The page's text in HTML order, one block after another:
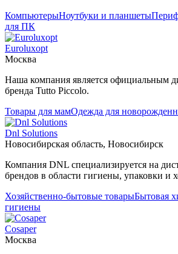
КомпьютерыНоутбуки и планшеты
для ПК
Euroluxopt
Москва
Наша компания является официальным
бренда Tutto Piccolo.
Товары для мамОдежда для
Dnl Solutions
Новосибирская область, Новосибирск
Компания DNL специализируется на
брендов в области гигиены, упаковки и
Хозяйственно-бытовые товарыБытовая
гигиены
Cosaper
Москва